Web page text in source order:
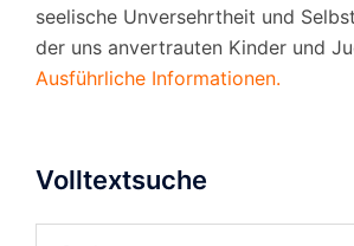
seelische Unversehrtheit und
der uns anvertrauten Kinder und
Ausführliche Informationen.
Volltextsuche